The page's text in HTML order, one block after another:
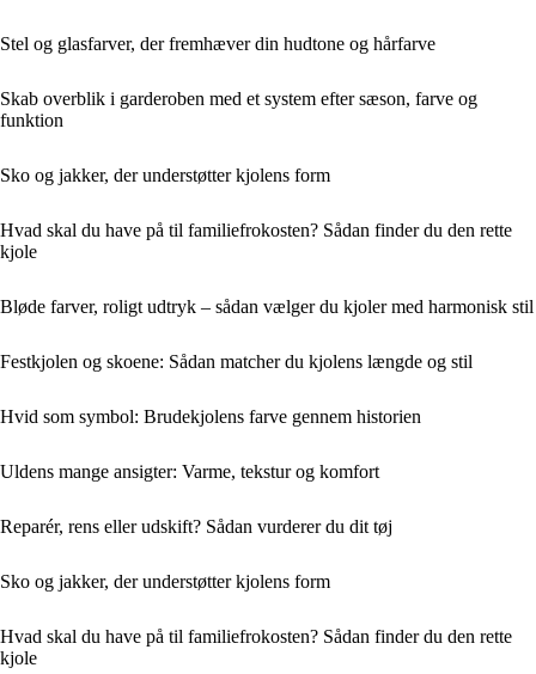
Stel og glasfarver, der fremhæver din hudtone og hårfarve
Skab overblik i garderoben med et system efter sæson, farve og
funktion
Sko og jakker, der understøtter kjolens form
Hvad skal du have på til familiefrokosten? Sådan finder du den rette
kjole
Bløde farver, roligt udtryk – sådan vælger du kjoler med harmonisk stil
Festkjolen og skoene: Sådan matcher du kjolens længde og stil
Hvid som symbol: Brudekjolens farve gennem historien
Uldens mange ansigter: Varme, tekstur og komfort
Reparér, rens eller udskift? Sådan vurderer du dit tøj
Sko og jakker, der understøtter kjolens form
Hvad skal du have på til familiefrokosten? Sådan finder du den rette
kjole